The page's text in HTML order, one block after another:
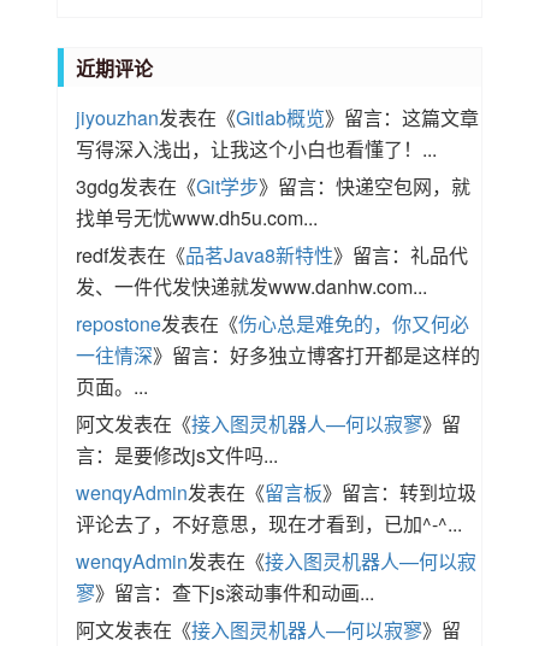
近期评论
jiyouzhan发表在《Gitlab概览》留言：这篇文章
写得深入浅出，让我这个小白也看懂了！...
3gdg发表在《Git学步》留言：快递空包网，就
找单号无忧www.dh5u.com...
redf发表在《品茗Java8新特性》留言：礼品代
发、一件代发快递就发www.danhw.com...
repostone发表在《伤心总是难免的，你又何必
一往情深》留言：好多独立博客打开都是这样的
页面。...
阿文发表在《接入图灵机器人—何以寂寥》留
言：是要修改js文件吗...
wenqyAdmin发表在《留言板》留言：转到垃圾
评论去了，不好意思，现在才看到，已加^-^...
wenqyAdmin发表在《接入图灵机器人—何以寂
寥》留言：查下js滚动事件和动画...
阿文发表在《接入图灵机器人—何以寂寥》留